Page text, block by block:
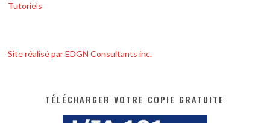
Tutoriels
Site réalisé par EDGN Consultants inc.
TÉLÉCHARGER VOTRE COPIE GRATUITE